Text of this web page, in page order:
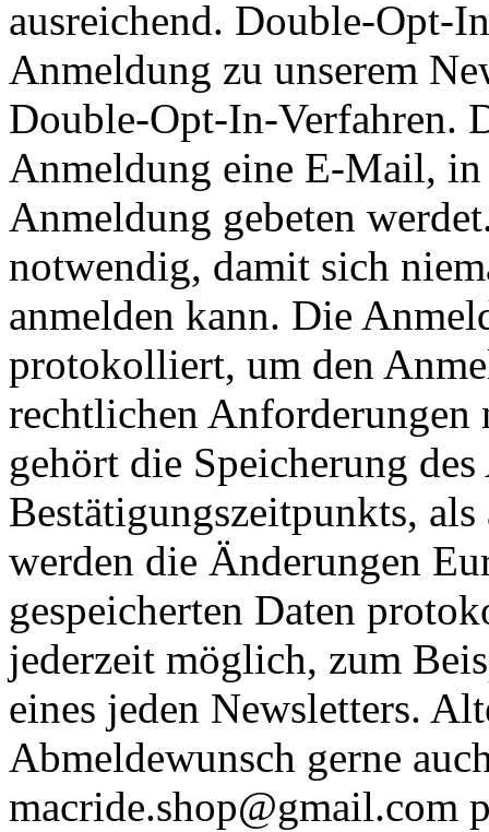
ausreichend. Double-Opt-
Anmeldung zu unserem
Double-Opt-In-Verfahren.
Anmeldung eine E-Mail,
Anmeldung gebeten
notwendig, damit sich
anmelden kann. Die
protokolliert, um den
rechtlichen Anforderungen
gehört die Speicherung
Bestätigungszeitpunkts,
werden die Änderungen
gespeicherten Daten
jederzeit möglich, zum
eines jeden Newsletters.
Abmeldewunsch gerne
macride.shop@gmail.com